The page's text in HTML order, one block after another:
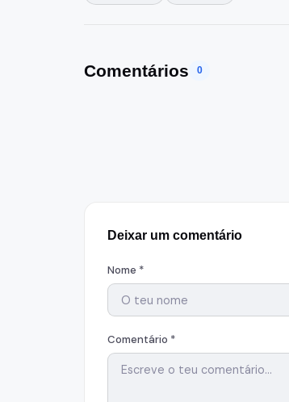
Comentários 0
Deixar um comentário
Nome *
Comentário *